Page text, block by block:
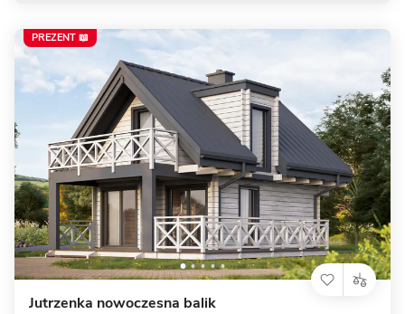
Jutrzenka nowoczesna balik
PREZENT 📖